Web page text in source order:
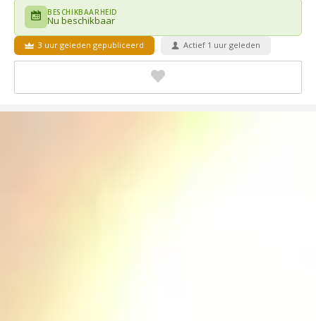
BESCHIKBAARHEID
Nu beschikbaar
3 uur geleden gepubliceerd Actief 1 uur geleden